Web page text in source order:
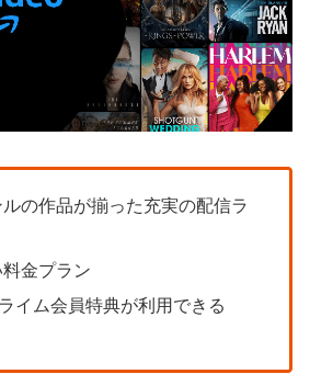
の作品が揃った充実の配信ラ
金プラン
イム会員特典が利用できる